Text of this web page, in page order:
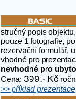
stručný popis
pouze 1 fotografie,
rezervační formulář,
vhodné pro
nevhodné pro
Cena: 399.- Kč
>> příklad prezentace